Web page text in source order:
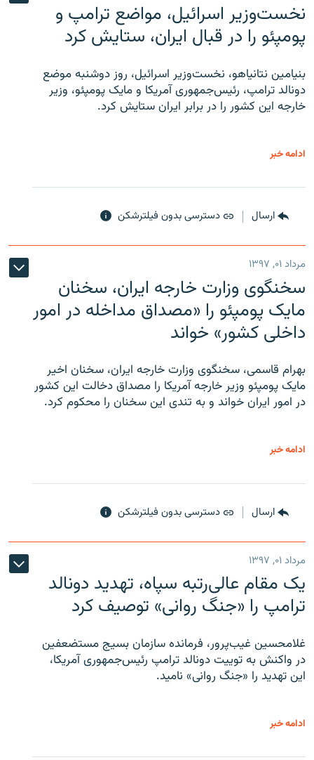
نخست‌وزیر اسرائیل، مواضع ترامپ و
پومپئو را در قبال ایران، ستایش کرد
بنیامین نتانیاهو، نخست‌وزیر اسرائیل، روز دوشنبه موضع
دونالد ترامپ، رئیس‌جمهوری آمریکا و مایک پومپئو، وزیر
خارجه این کشور را در برابر ایران ستایش کرد.
ادامه خبر
ارسال دسترسی بدون فیلترشکن
مرداد ۰۱, ۱۳۹۷
سخنگوی وزارت خارجه ایران، سخنان
مایک پومپئو را «مصداق مداخله در امور
داخلی کشور» خواند
بهرام قاسمی، سخنگوی وزارت خارجه ایران، سخنان اخیر
مایک پومپئو وزیر خارجه آمریکا را مصداق دخالت این کشور
در امور ایران خواند و به تندی این سخنان را محکوم کرد.
ادامه خبر
ارسال دسترسی بدون فیلترشکن
مرداد ۰۱, ۱۳۹۷
یک مقام عالی‌رتبه سپاه، تهدید دونالد
ترامپ را «جنگ روانی» توصیف کرد
غلامحسین غیب‌پرور، فرمانده سازمان بسیج مستضعفین
در واکنش به توییت دونالد ترامپ رئیس‌جمهوری آمریکا،
این تهدید را «جنگ روانی» نامید.
ادامه خبر